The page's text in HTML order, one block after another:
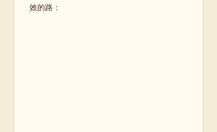
效的路：